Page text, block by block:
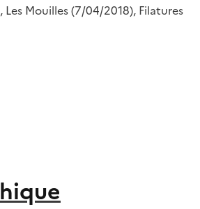
Mouilles (7/04/2018), Filatures